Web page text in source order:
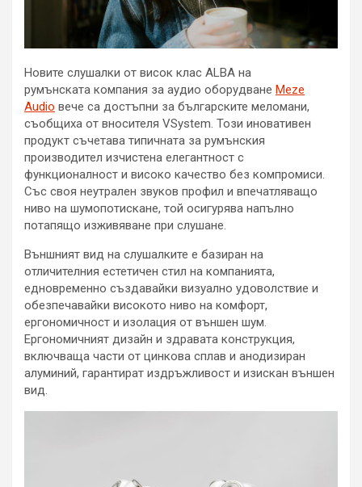
Новите слушалки от висок клас ALBA на
румънската компания за аудио оборудване Meze
Audio вече са достъпни за българските меломани,
съобщиха от вносителя VSystem. Този иновативен
продукт съчетава типичната за румънския
производител изчистена елегантност с
функционалност и високо качество без компромиси.
Със своя неутрален звуков профил и впечатляващо
ниво на шумопотискане, той осигурява напълно
потапящо изживяване при слушане.
Външният вид на слушалките е базиран на
отличителния естетичен стил на компанията,
едновременно създавайки визуално удоволствие и
обезпечавайки високото ниво на комфорт,
ергономичност и изолация от външен шум.
Ергономичният дизайн и здравата конструкция,
включваща части от цинкова сплав и анодизиран
алуминий, гарантират издръжливост и изискан външен
вид.